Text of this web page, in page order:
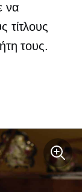
να
τίτλους
τους.